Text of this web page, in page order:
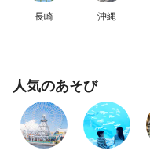
長崎 沖縄
人気のあそび